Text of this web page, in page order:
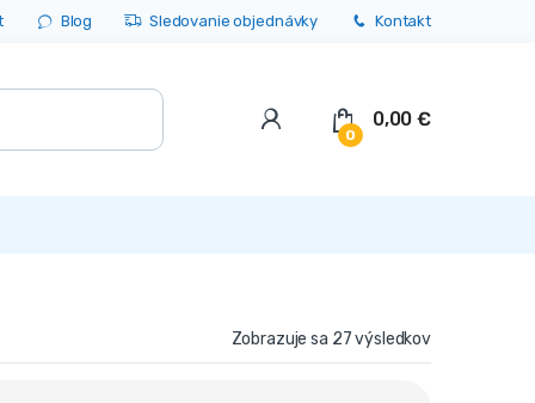
Blog Sledovanie objednávky Kontakt
0
0,00€
Zobrazuje sa 27 výsledkov